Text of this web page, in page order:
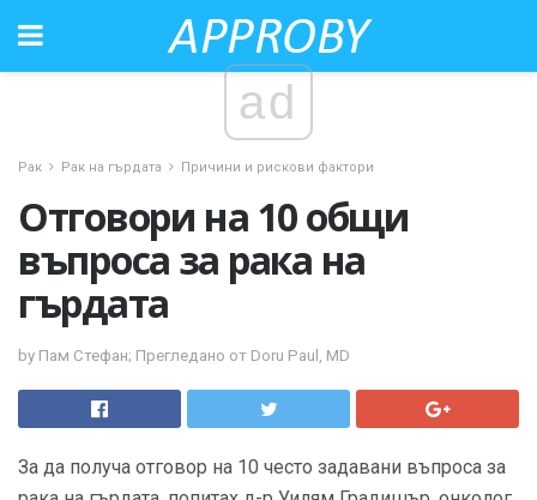
ad
Рак Рак на гърдата Причини и рискови фактори
Отговори на 10 общи
въпроса за рака на
гърдата
by Пам Стефан; Прегледано от Doru Paul, MD
За да получа отговор на 10 често задавани въпроса за